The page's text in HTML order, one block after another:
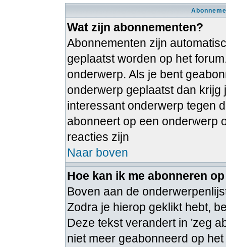
Wat zijn abonnementen?
Abonnementen zijn
geplaatst worden op het
onderwerp. Als je bent
onderwerp geplaatst dan
interessant onderwerp tegen
abonneert op een onderwerp
reacties zijn
Naar boven
Hoe kan ik me abonneren
Boven aan de
Zodra je hierop geklikt hebt,
Deze tekst verandert in 'zeg
niet meer geabonneerd op